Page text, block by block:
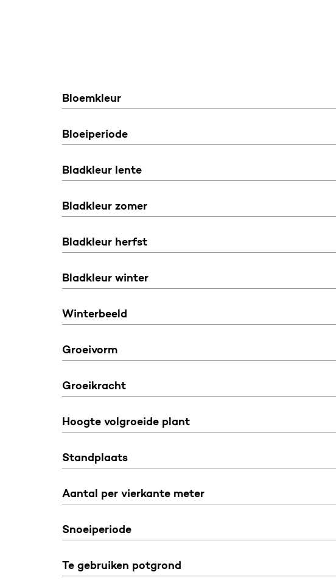
Bloemkleur
Bloeiperiode
Bladkleur lente
Bladkleur zomer
Bladkleur herfst
Bladkleur winter
Winterbeeld
Groeivorm
Groeikracht
Hoogte volgroeide plant
Standplaats
Aantal per vierkante meter
Snoeiperiode
Te gebruiken potgrond